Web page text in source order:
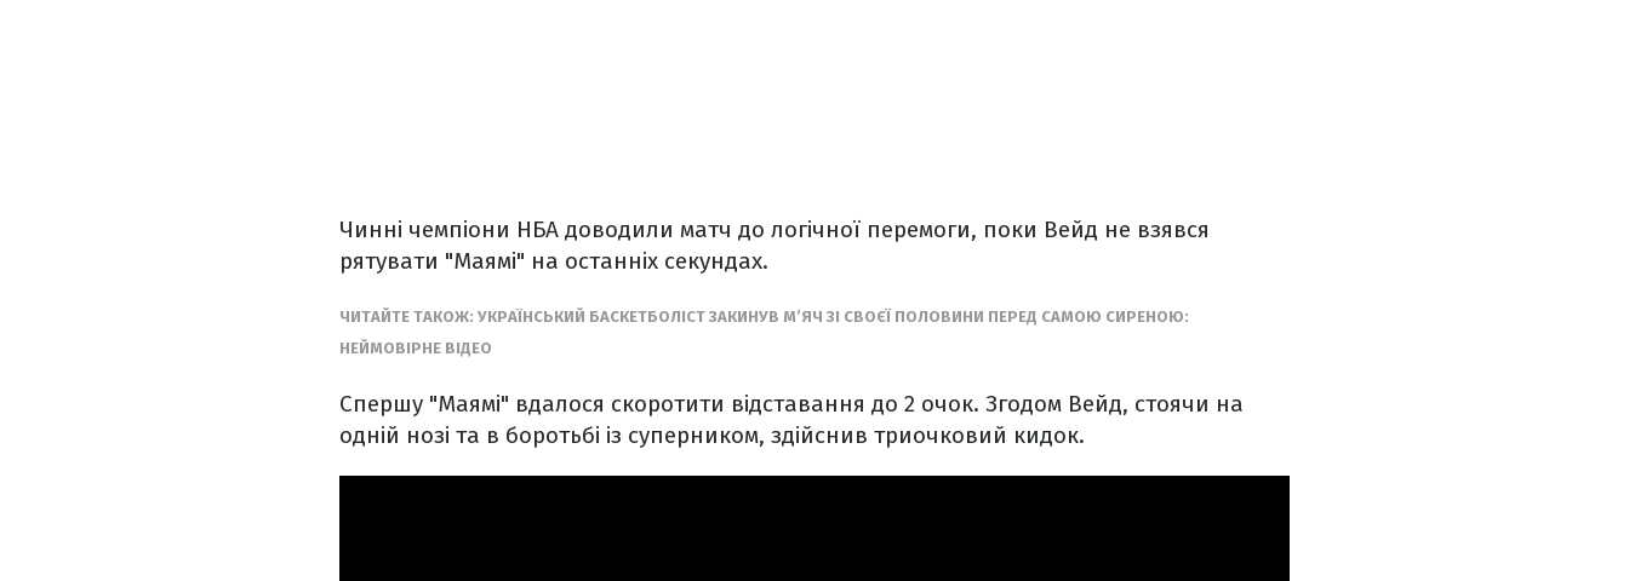
Чинні чемпіони НБА доводили матч до логічної перемоги, поки Вейд не взявся
рятувати "Маямі" на останніх секундах.
ЧИТАЙТЕ ТАКОЖ: УКРАЇНСЬКИЙ БАСКЕТБОЛІСТ ЗАКИНУВ М’ЯЧ ЗІ СВОЄЇ ПОЛОВИНИ ПЕРЕД САМОЮ СИРЕНОЮ:
НЕЙМОВІРНЕ ВІДЕО
Спершу "Маямі" вдалося скоротити відставання до 2 очок. Згодом Вейд, стоячи на
одній нозі та в боротьбі із суперником, здійснив триочковий кидок.